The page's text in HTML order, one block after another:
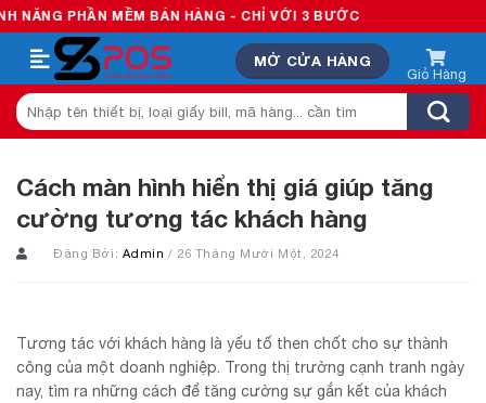
Skip
to
content
MỀM BÁN HÀNG - CHỈ VỚI 3 BƯỚC
MỞ CỬA HÀNG
Tìm
kiếm:
Cách màn hình hiển thị giá giúp tăng
cường tương tác khách hàng
Đăng Bởi: Admin/ 26 Tháng Mười Một, 2024
Tương tác với khách hàng là yếu tố then chốt cho sự thành
công của một doanh nghiệp. Trong thị trường cạnh tranh ngày
nay, tìm ra những cách để tăng cường sự gắn kết của khách